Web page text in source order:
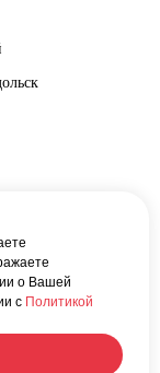
о Вашей
с Политикой
сайта - «valeevsky»